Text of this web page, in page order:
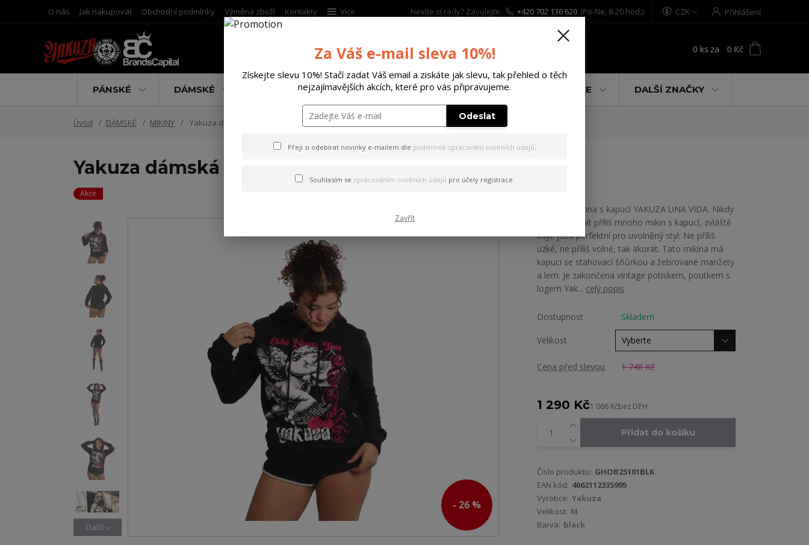
O nás Jak nakupovat Obchodní podmínky Výměna zboží Kontakty Více CZK Přihlášení
Nevíte si rady? Zavolejte. +420 702 136 620 (Po-Ne, 8-20 hod.)
0 ks za 0 Kč
PÁNSKÉ DÁMSKÉ DOPLŇKY DÁRKOVÉ POUKAZY % AKCE DALŠÍ ZNAČKY
Úvod DÁMSKÉ MIKINY Yakuza dámská mikina Una Vida Hoodie
Yakuza dámská mikina Una Vida Hoodie
Akce
- 26 %
Další
Dámská mikina s kapucí YAKUZA UNA VIDA. Nikdy
nemůžete mít příliš mnoho mikin s kapucí, zvláště
když jsou perfektní pro uvolněný styl: Ne příliš
úzké, ne příliš volné, tak akorát. Tato mikina má
kapuci se stahovací šňůrkou a žebrované manžety
a lem. Je zakončena vintage potiskem, poutkem s
logem Yak... celý popis
Dostupnost Skladem
Velikost
Cena před slevou 1 748 Kč
1 290 Kč1 066 Kčbez DPH
Přidat do košíku
Číslo produktu: GHOB25101BLK
EAN kód: 4062112335995
Výrobce: Yakuza
Velikost: M
Barva: black
Za Váš e-mail sleva 10%!
Získejte slevu 10%! Stačí zadat Váš email a ziskáte jak slevu, tak přehled o těch
nejzajímavějších akcích, které pro vás připravujeme.
Odeslat
Přeji si odebírat novinky e-mailem dle podmínek zpracování osobních údajů.
Souhlasím se zpracováním osobních údajů pro účely registrace.
Zavřít